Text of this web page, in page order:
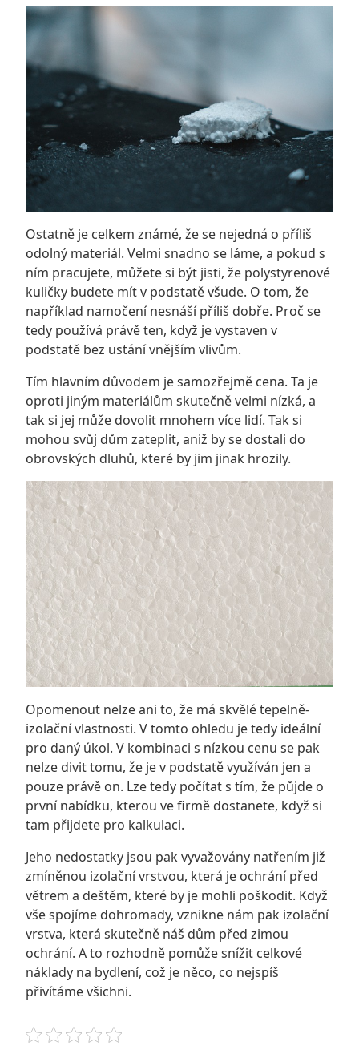
Ostatně je celkem známé, že se nejedná o příliš
odolný materiál. Velmi snadno se láme, a pokud s
ním pracujete, můžete si být jisti, že polystyrenové
kuličky budete mít v podstatě všude. O tom, že
například namočení nesnáší příliš dobře. Proč se
tedy používá právě ten, když je vystaven v
podstatě bez ustání vnějším vlivům.
Tím hlavním důvodem je samozřejmě cena. Ta je
oproti jiným materiálům skutečně velmi nízká, a
tak si jej může dovolit mnohem více lidí. Tak si
mohou svůj dům zateplit, aniž by se dostali do
obrovských dluhů, které by jim jinak hrozily.
Opomenout nelze ani to, že má skvělé tepelně-
izolační vlastnosti. V tomto ohledu je tedy ideální
pro daný úkol. V kombinaci s nízkou cenu se pak
nelze divit tomu, že je v podstatě využíván jen a
pouze právě on. Lze tedy počítat s tím, že půjde o
první nabídku, kterou ve firmě dostanete, když si
tam přijdete pro kalkulaci.
Jeho nedostatky jsou pak vyvažovány natřením již
zmíněnou izolační vrstvou, která je ochrání před
větrem a deštěm, které by je mohli poškodit. Když
vše spojíme dohromady, vznikne nám pak izolační
vrstva, která skutečně náš dům před zimou
ochrání. A to rozhodně pomůže snížit celkové
náklady na bydlení, což je něco, co nejspíš
přivítáme všichni.